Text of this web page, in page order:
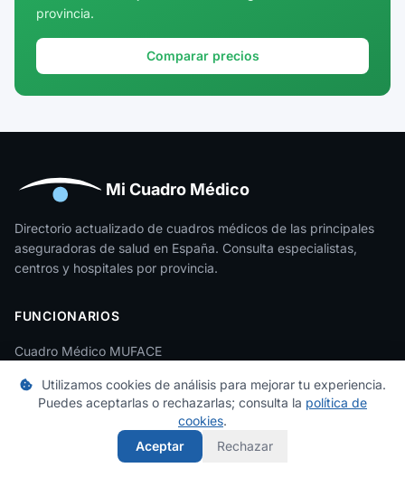
Girona
Huesca
Jaén
La Rioja
León
Lleida
Lugo
provincia.
Comparar precios
Mi Cuadro Médico
Directorio actualizado de cuadros médicos de las principales
aseguradoras de salud en España. Consulta especialistas,
centros y hospitales por provincia.
FUNCIONARIOS
Cuadro Médico MUFACE
Cuadro Médico MUGEJU
Cuadro Médico ISFAS
Utilizamos cookies de análisis para mejorar tu experiencia.
Puedes aceptarlas o rechazarlas; consulta la política de
cookies.
Aceptar
Rechazar